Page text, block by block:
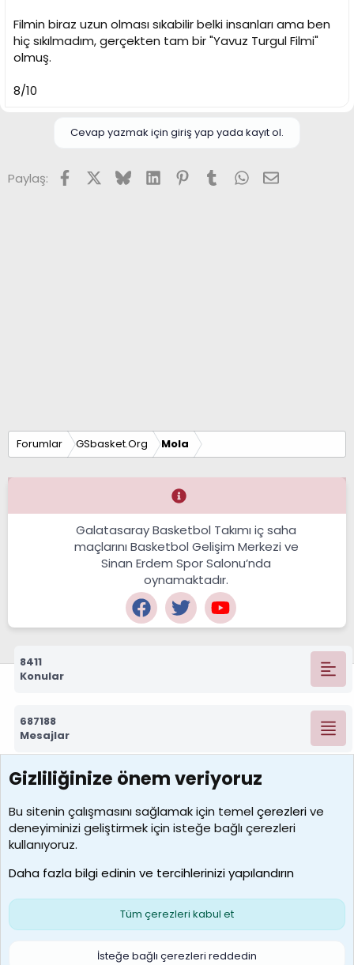
Filmin biraz uzun olması sıkabilir belki insanları ama ben
hiç sıkılmadım, gerçekten tam bir "Yavuz Turgul Filmi"
olmuş.
8/10
Cevap yazmak için giriş yap yada kayıt ol.
Paylaş: FacebookX (Twitter)
BlueskyLinkedInPinterest
TumblrWhatsApp
E-posta
Forumlar GSbasket.Org Mola
Galatasaray Basketbol Takımı iç saha
maçlarını Basketbol Gelişim Merkezi ve
Sinan Erdem Spor Salonu’nda
oynamaktadır.
8411
Konular
687188
Mesajlar
7388
Kullanıcılar
borabekirogluu
Son üye
Çerezler
S
Gizliliğinize önem veriyoruz
Bu sitenin çalışmasını sağlamak için temelçerezlerive
deneyiminizi geliştirmek için isteğe bağlı çerezleri
kullanıyoruz.
Daha fazla bilgi edinin ve tercihlerinizi yapılandırın
Tüm çerezleri kabul et
İsteğe bağlı çerezleri reddedin